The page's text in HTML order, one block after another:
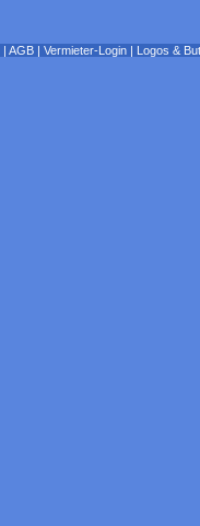
AGB Vermieter-Login Logos &